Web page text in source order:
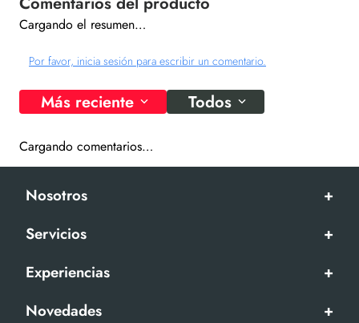
Cargando el resumen…
Por favor, inicia sesión para escribir un comentario.
Más reciente Todos
Cargando comentarios…
Nosotros
+
Servicios
+
Experiencias
+
Novedades
+